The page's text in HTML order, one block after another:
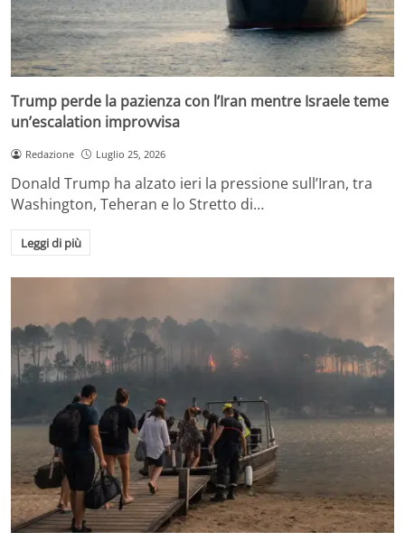
Trump perde la pazienza con l’Iran mentre Israele teme
un’escalation improvvisa
Redazione Luglio 25, 2026
Donald Trump ha alzato ieri la pressione sull’Iran, tra
Washington, Teheran e lo Stretto di…
Leggi di più